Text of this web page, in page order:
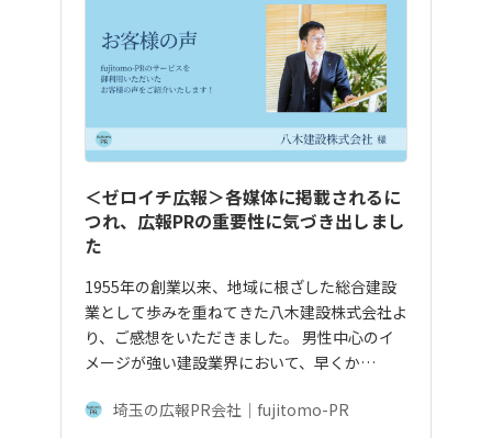
＜ゼロイチ広報＞各媒体に掲載されるに
つれ、広報PRの重要性に気づき出しまし
た
1955年の創業以来、地域に根ざした総合建設
業として歩みを重ねてきた八木建設株式会社よ
り、ご感想をいただきました。 男性中心のイ
メージが強い建設業界において、早くか…
埼玉の広報PR会社｜fujitomo-PR